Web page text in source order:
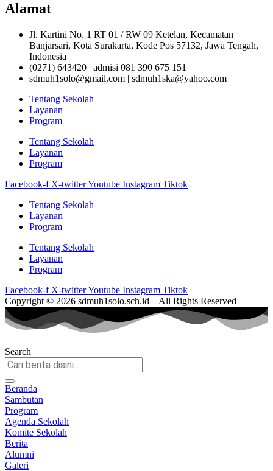
Alamat
Jl. Kartini No. 1 RT 01 / RW 09 Ketelan, Kecamatan
Banjarsari, Kota Surakarta, Kode Pos 57132, Jawa Tengah,
Indonesia
(0271) 643420 | admisi 081 390 675 151
sdmuh1solo@gmail.com | sdmuh1ska@yahoo.com
Tentang Sekolah
Layanan
Program
Tentang Sekolah
Layanan
Program
Facebook-f X-twitterYoutube Instagram Tiktok
Tentang Sekolah
Layanan
Program
Tentang Sekolah
Layanan
Program
Facebook-f X-twitterYoutube Instagram Tiktok
Copyright © 2026 sdmuh1solo.sch.id – All Rights Reserved
Search
Beranda
Sambutan
Program
Agenda Sekolah
Komite Sekolah
Berita
Alumni
Galeri